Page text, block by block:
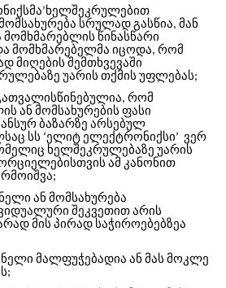
სრულად გასწია, მან
მომხმარებლის წინასწარი
მომხმარებელმა იცოდა, რომ
მიღების შემთხვევაში
უარის თქმის უფლებას;
რომ
ან მომსახურების ფასი
ბაზარზე არსებულ
სს ‘ელიტ ელექტრონიქსი’ ვერ
ხელშეკრულებაზე უარის
ამ კანონით
ან მომსახურება
შეკვეთით არის
მის პირად საჭიროებებზეა
მალფუჭებადია ან მას მოკლე